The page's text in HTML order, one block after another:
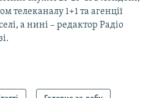
телеканалу 1+1 та агенції
а нині – редактор Радіо